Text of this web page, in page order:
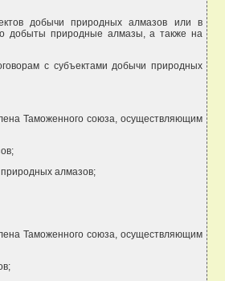
добычи природных алмазов или в
добыты природные алмазы, а также на
с субъектами добычи природных
Таможенного союза, осуществляющим
алмазов;
Таможенного союза, осуществляющим